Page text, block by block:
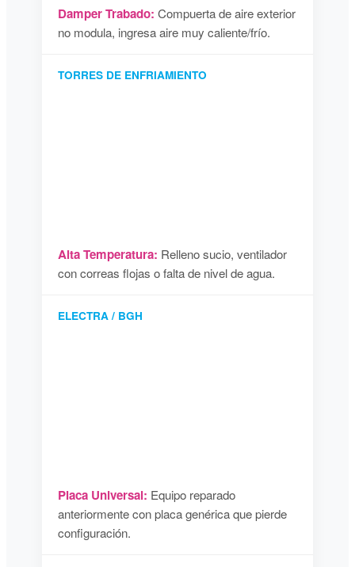
Damper Trabado: Compuerta de aire exterior
no modula, ingresa aire muy caliente/frío.
TORRES DE ENFRIAMIENTO
Alta Temperatura: Relleno sucio, ventilador
con correas flojas o falta de nivel de agua.
ELECTRA / BGH
Placa Universal: Equipo reparado
anteriormente con placa genérica que pierde
configuración.